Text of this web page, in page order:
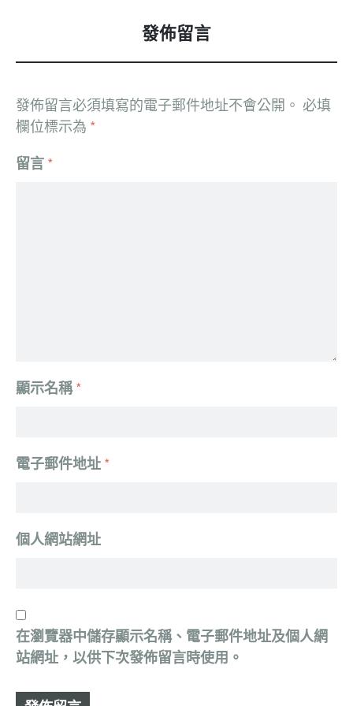
發佈留言
發佈留言必須填寫的電子郵件地址不會公開。 必填
欄位標示為 *
留言 *
顯示名稱*
電子郵件地址 *
個人網站網址
在瀏覽器中儲存顯示名稱、電子郵件地址及個人網
站網址，以供下次發佈留言時使用。